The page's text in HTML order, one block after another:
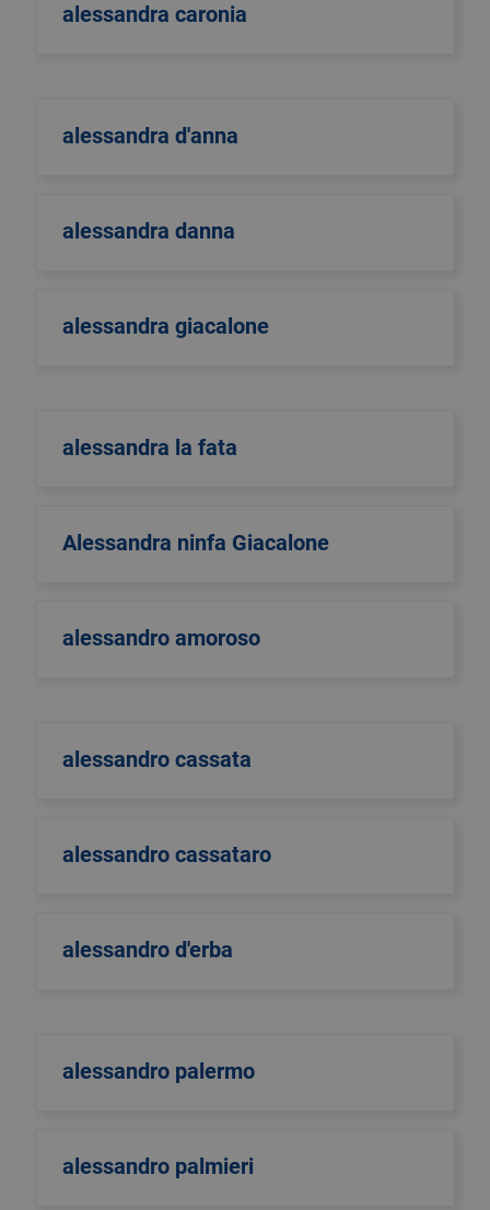
alessandra caronia
alessandra d'anna
alessandra danna
alessandra giacalone
alessandra la fata
Alessandra ninfa Giacalone
alessandro amoroso
alessandro cassata
alessandro cassataro
alessandro d'erba
alessandro palermo
alessandro palmieri